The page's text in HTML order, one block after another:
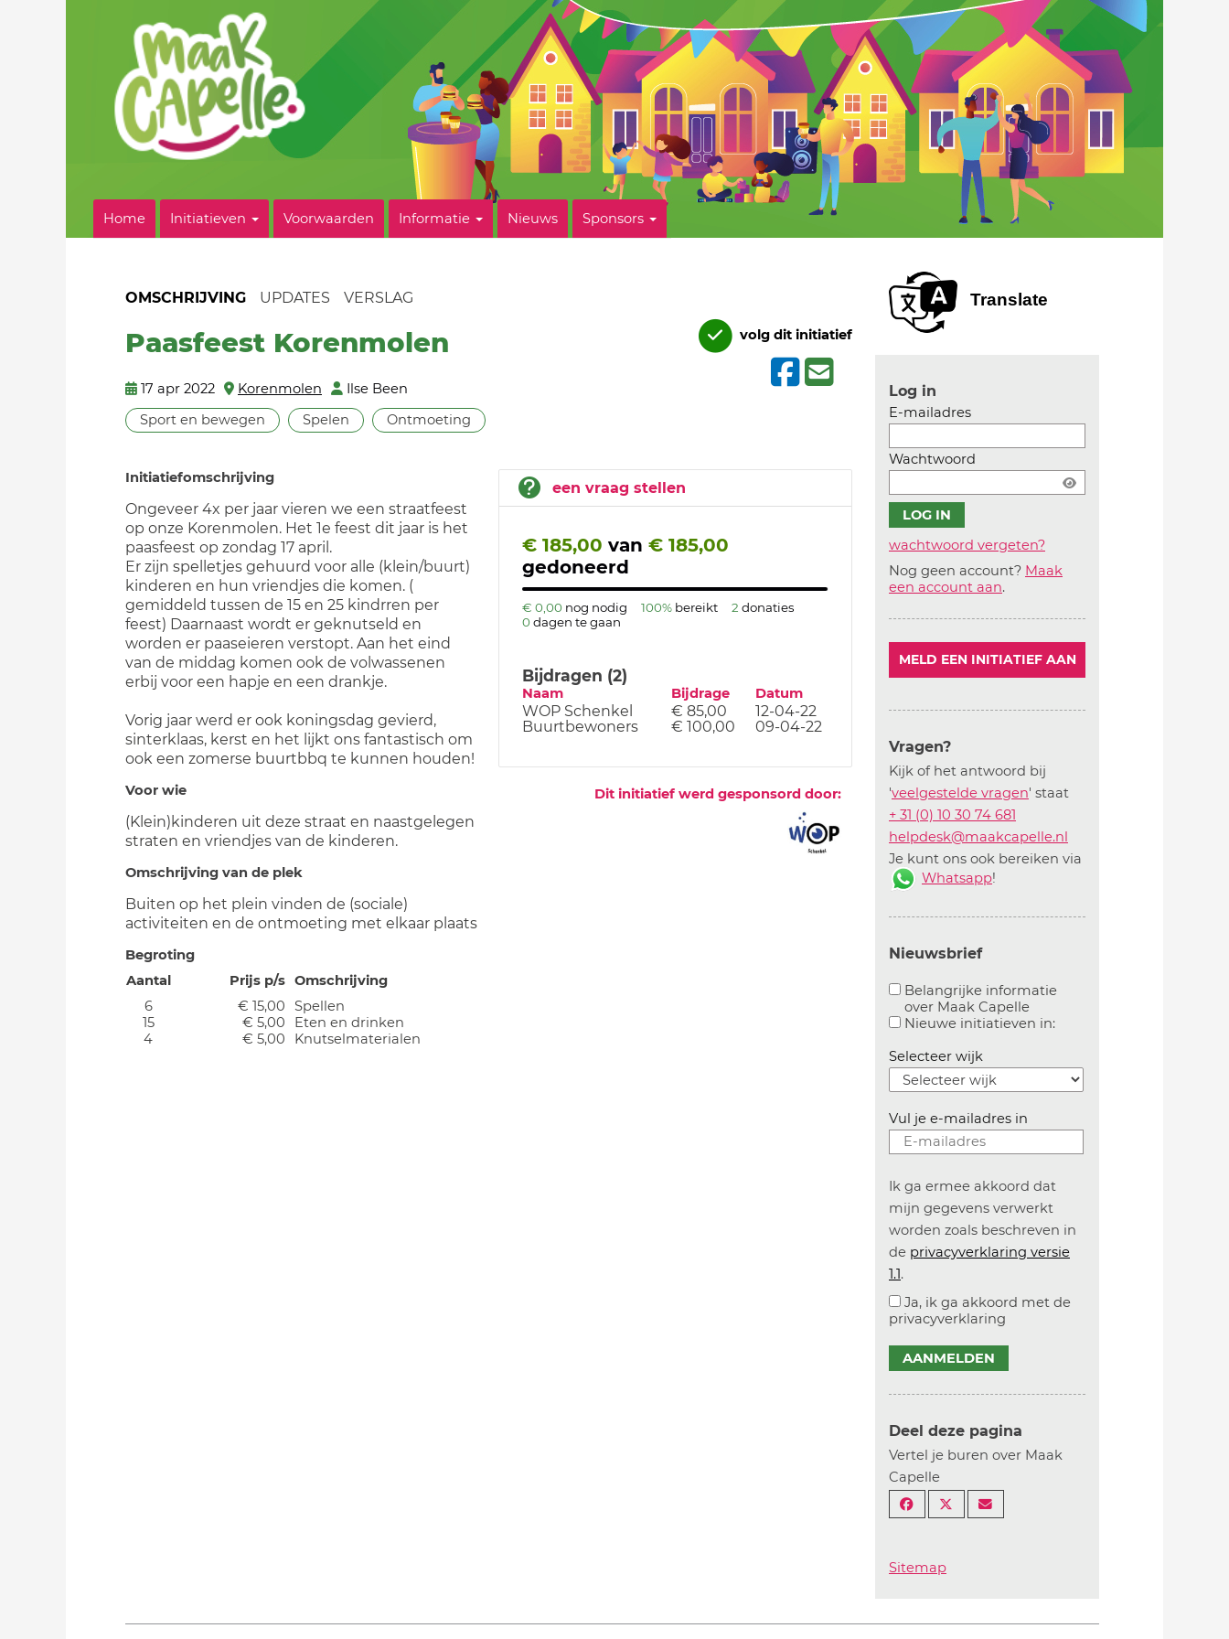
Home Initiatieven Voorwaarden Informatie Nieuws Sponsors
OMSCHRIJVING UPDATES VERSLAG
Paasfeest Korenmolen
17 apr 2022 Korenmolen
Ilse Been
Sport en bewegen
Spelen Ontmoeting
volg dit initiatief
een vraag stellen
€ 185,00 van € 185,00
gedoneerd
€ 0,00 nog nodig 100% bereikt 2 donaties
0 dagen te gaan
Bijdragen (2)
Naam Bijdrage Datum
WOP Schenkel € 85,00
12-04-22
Buurtbewoners
€ 100,00 09-04-22
Dit initiatief werd gesponsord door:
Initiatiefomschrijving
Ongeveer 4x per jaar vieren we een straatfeest
op onze Korenmolen. Het 1e feest dit jaar is het
paasfeest op zondag 17 april.
Er zijn spelletjes gehuurd voor alle (klein/buurt)
kinderen en hun vriendjes die komen. (
gemiddeld tussen de 15 en 25 kindrren per
feest) Daarnaast wordt er geknutseld en
worden er paaseieren verstopt. Aan het eind
van de middag komen ook de volwassenen
erbij voor een hapje en een drankje.
Vorig jaar werd er ook koningsdag gevierd,
sinterklaas, kerst en het lijkt ons fantastisch om
ook een zomerse buurtbbq te kunnen houden!
Voor wie
(Klein)kinderen uit deze straat en naastgelegen
straten en vriendjes van de kinderen.
Omschrijving van de plek
Buiten op het plein vinden de (sociale)
activiteiten en de ontmoeting met elkaar plaats
Begroting
Aantal
Prijs p/s Omschrijving
6
€ 15,00
Spellen
15
€ 5,00
Eten en drinken
4
€ 5,00 Knutselmaterialen
Translate
Log in
E-mailadres
Wachtwoord
wachtwoord vergeten?
Nog geen account? Maak
een account aan.
MELD EEN INITIATIEF AAN
Vragen?
Kijk of het antwoord bij
'veelgestelde vragen' staat
+ 31 (0) 10 30 74 681
helpdesk@maakcapelle.nl
Je kunt ons ook bereiken via
Whatsapp!
Nieuwsbrief
Belangrijke informatie
over Maak Capelle
Aanvinken om belangrijke informatie over
Nieuwe initiatieven in:Aanvinken om
Selecteer wijk
Vul je e-mailadres in
Ik ga ermee akkoord dat
mijn gegevens verwerkt
worden zoals beschreven in
de privacyverklaring versie
1.1.
Ja, ik ga akkoord met de
privacyverklaring
AANMELDEN
Deel deze pagina
Vertel je buren over Maak
Capelle
Sitemap